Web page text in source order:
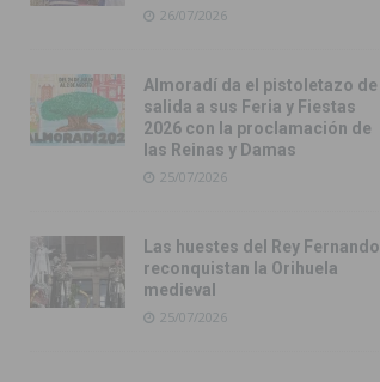
26/07/2026
Almoradí da el pistoletazo de
salida a sus Feria y Fiestas
2026 con la proclamación de
las Reinas y Damas
25/07/2026
Las huestes del Rey Fernando
reconquistan la Orihuela
medieval
25/07/2026